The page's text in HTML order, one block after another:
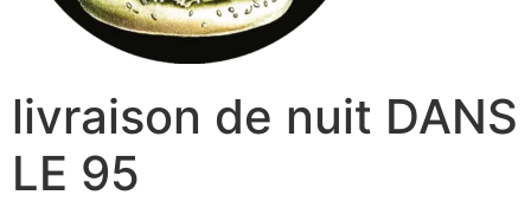
livraison de nuit DANS
LE 95